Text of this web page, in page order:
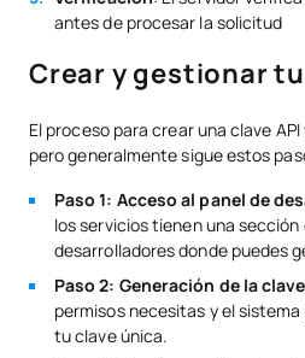
antes de procesar la solicitud
Crear y gestionar
El proceso para crear una clave
pero generalmente sigue estos
Paso 1: Acceso al panel de
los servicios tienen una
desarrolladores donde puedes
Paso 2: Generación de la clave
permisos necesitas y el
tu clave única.